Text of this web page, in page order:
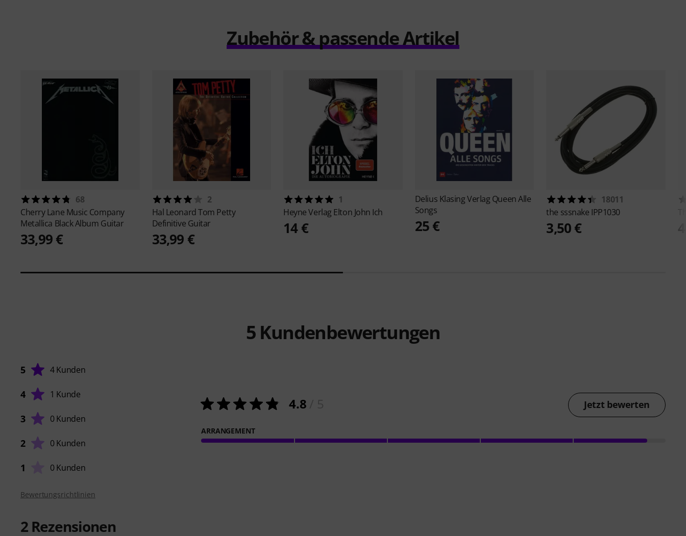
Zubehör & passende Artikel
68
Cherry Lane Music Company
Metallica Black Album Guitar
33,99 €
2
Hal LeonardTom Petty
Definitive Guitar
33,99 €
1
Heyne Verlag Elton John Ich
14 €
Delius Klasing Verlag Queen Alle
Songs
25 €
18011
the sssnake IPP1030
3,50 €
5 Kundenbewertungen
5 4 Kunden
4 1 Kunde
3 0 Kunden
2 0 Kunden
1 0 Kunden
4.8 Jetzt bewerten
ARRANGEMENT
Bewertungsrichtlinien
2 Rezensionen